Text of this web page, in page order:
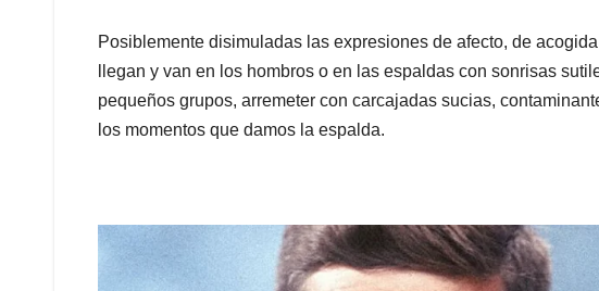
Posiblemente disimuladas las expresiones de afecto, de
llegan y van en los hombros o en las espaldas con sonrisas
pequeños grupos, arremeter con carcajadas sucias,
los momentos que damos la espalda.